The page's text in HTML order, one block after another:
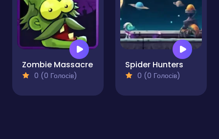
Zombie Massacre
0 (0 Голосів)
Spider Hunters
0 (0 Голосів)